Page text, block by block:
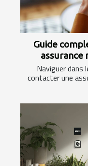
Guide
assurance
Naviguer dans
contacter une